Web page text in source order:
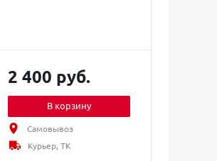
2 400 руб.
В корзину
Самовывоз
Курьер, ТК